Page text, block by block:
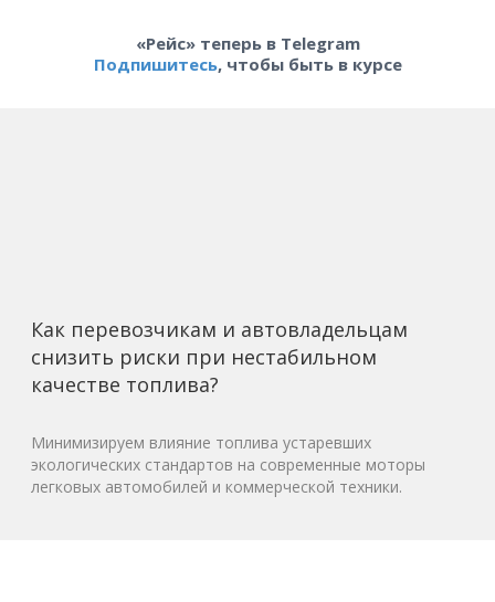
«Рейс» теперь в Telegram
Подпишитесь, чтобы быть в курсе
Как перевозчикам и автовладельцам
снизить риски при нестабильном
качестве топлива?
Минимизируем влияние топлива устаревших
экологических стандартов на современные моторы
легковых автомобилей и коммерческой техники.